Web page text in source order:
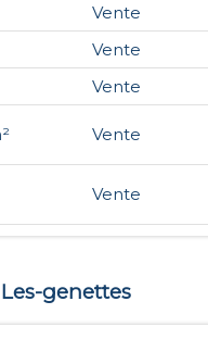
Vente
Vente
Vente
Vente
Vente
Les-genettes